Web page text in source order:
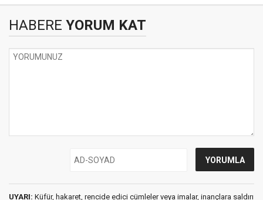
HABERE YORUM KAT
UYARI: Küfür, hakaret, rencide edici cümleler veya imalar, inançlara saldırı